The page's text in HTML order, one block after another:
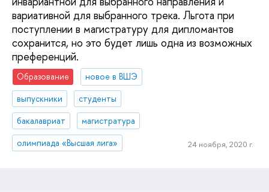
вариативной для выбранного трека. Льгота при
поступлении в магистратуру для дипломантов
сохранится, но это будет лишь одна из возможных
преференций.
Образование
новое в ВШЭ
выпускники
студенты
бакалавриат
магистратура
олимпиада «Высшая лига»
24 ноября, 2020 г.